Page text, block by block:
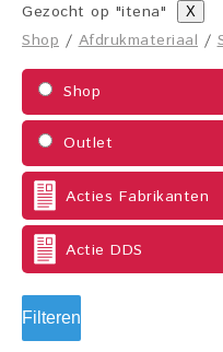
Gezocht op "itena" X
Shop /Afdrukmateriaal /
Shop
Outlet
Acties Fabrikanten
Actie DDS
Filteren